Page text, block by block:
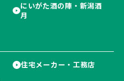
にいがた酒の陣・新潟酒
月
住宅メーカー・工務店